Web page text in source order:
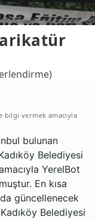
bilgi vermek amacıyla
bulunan
Belediyesi
YerelBot
En kısa
güncellenecek
Belediyesi